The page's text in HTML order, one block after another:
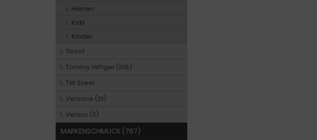
Herren
Kids
Kinder
Tissot
Tommy Hilfiger (108)
TW Steel
Versace (31)
Versus (11)
MARKENSCHMUCK (767)